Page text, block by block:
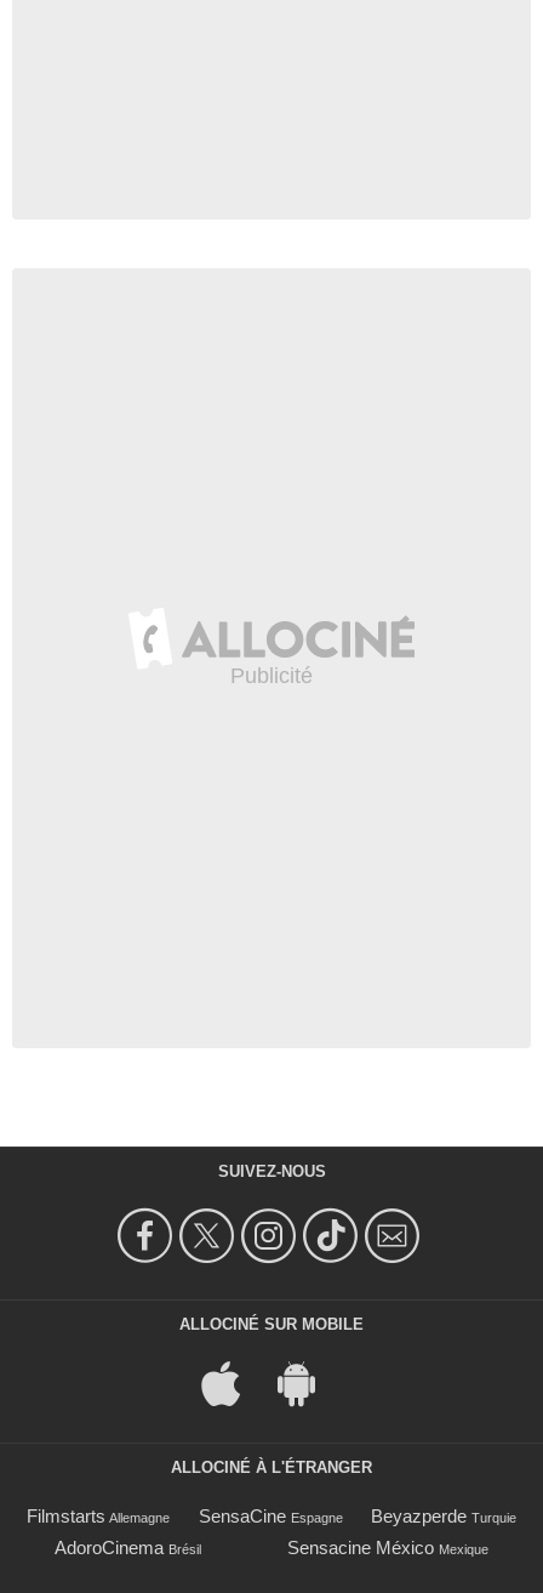
SUIVEZ-NOUS
ALLOCINÉ SUR MOBILE
ALLOCINÉ À L'ÉTRANGER
Filmstarts Allemagne SensaCine Espagne Beyazperde Turquie
AdoroCinema Brésil Sensacine México Mexique